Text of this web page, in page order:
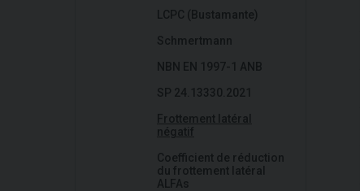
LCPC (Bustamante)
Schmertmann
NBN EN 1997-1 ANB
SP 24.13330.2021
Frottement latéral
négatif
Coefficient de réduction
du frottement latéral
ALFAs